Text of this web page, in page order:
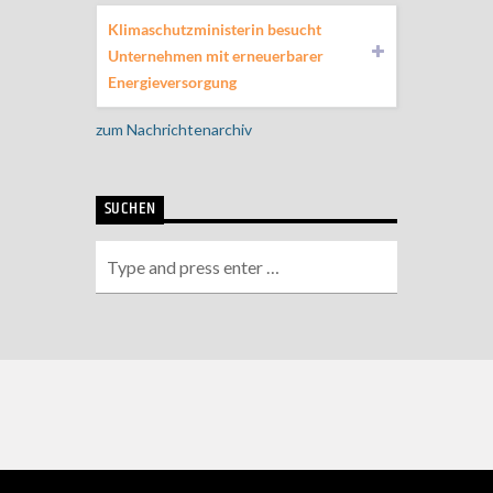
Klimaschutzministerin besucht
Unternehmen mit erneuerbarer
Energieversorgung
zum Nachrichtenarchiv
SUCHEN